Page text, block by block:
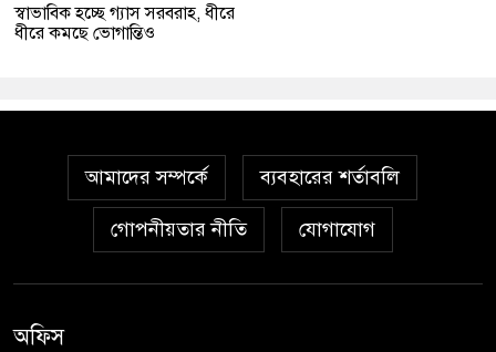
স্বাভাবিক হচ্ছে গ্যাস সরবরাহ, ধীরে
ধীরে কমছে ভোগান্তিও
আমাদের সম্পর্কে ব্যবহারের শর্তাবলি
গোপনীয়তার নীতি যোগাযোগ
অফিস